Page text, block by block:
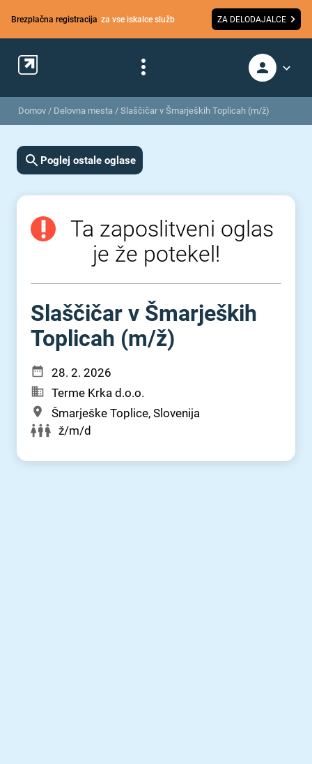
Brezplačna registracija za vse iskalce služb ZA DELODAJALCE
Domov / Delovna mesta / Slaščičar v Šmarjeških Toplicah (m/ž)
Poglej ostale oglase
Ta zaposlitveni oglas
je že potekel!
Slaščičar v Šmarjeških
Toplicah (m⁠/⁠ž)
28. 2. 2026
Terme Krka d.o.o.
Šmarješke Toplice, Slovenija
ž/m/d